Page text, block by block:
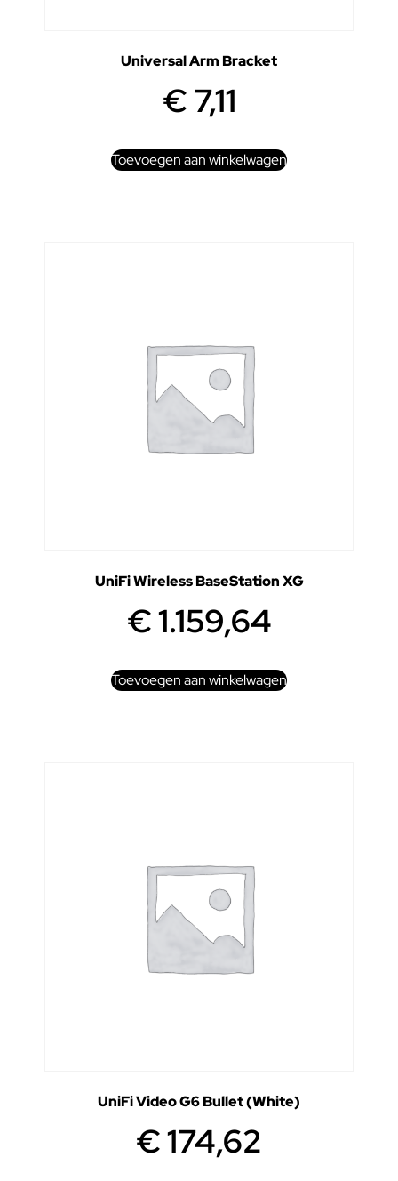
Universal Arm Bracket
€7,11
Toevoegen aan winkelwagen
UniFi Wireless BaseStation XG
€1.159,64
Toevoegen aan winkelwagen
UniFi Video G6 Bullet (White)
€174,62